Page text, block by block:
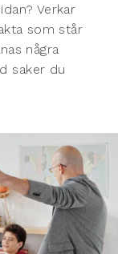
Verkar
som står
några
saker du